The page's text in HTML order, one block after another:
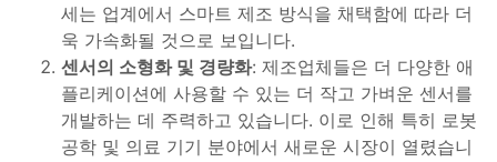
세는 업계에서 스마트 제조 방식을 채택함에 따라 더
욱 가속화될 것으로 보입니다.
센서의 소형화 및 경량화: 제조업체들은 더 다양한 애
플리케이션에 사용할 수 있는 더 작고 가벼운 센서를
개발하는 데 주력하고 있습니다. 이로 인해 특히 로봇
공학 및 의료 기기 분야에서 새로운 시장이 열렸습니